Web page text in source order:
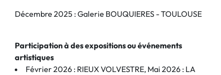
Décembre 2025 : Galerie BOUQUIERES - TOULOUSE
Participation à des expositions ou événements
artistiques
Février 2026 : RIEUX VOLVESTRE, Mai 2026 : LA